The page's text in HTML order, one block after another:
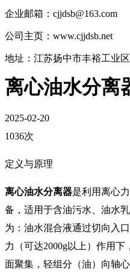
企业邮箱：cjjdsb@163.com
公司主页：www.cjjdsb.net
地址：江苏扬中市丰裕工业区
离心油水分离
2025-02-20
1036次
定义与原理
离心油水分离器是利用离心
备，适用于含油污水、油水
为：油水混合液通过切向入
力（可达2000g以上）作用
面聚集，轻组分（油）向轴